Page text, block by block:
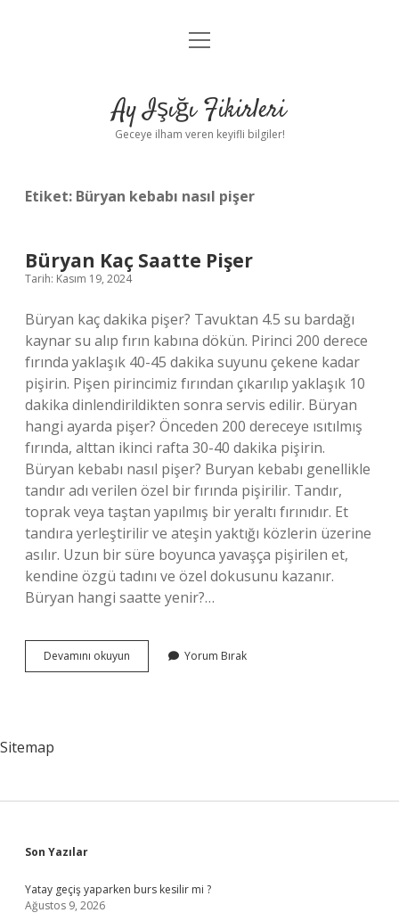
Anasayfa
Yasal Uyarı
menüyü
Ay Işığı Fikirleri
Geceye ilham veren keyifli bilgiler!
Etiket: Büryan kebabı nasıl pişer
Büryan Kaç Saatte Pişer
Tarih: Kasım 19, 2024
Büryan kaç dakika pişer? Tavuktan 4.5 su bardağı
kaynar su alıp fırın kabına dökün. Pirinci 200 derece
fırında yaklaşık 40-45 dakika suyunu çekene kadar
pişirin. Pişen pirincimiz fırından çıkarılıp yaklaşık 10
dakika dinlendirildikten sonra servis edilir. Büryan
hangi ayarda pişer? Önceden 200 dereceye ısıtılmış
fırında, alttan ikinci rafta 30-40 dakika pişirin.
Büryan kebabı nasıl pişer? Buryan kebabı genellikle
tandır adı verilen özel bir fırında pişirilir. Tandır,
toprak veya taştan yapılmış bir yeraltı fırınıdır. Et
tandıra yerleştirilir ve ateşin yaktığı közlerin üzerine
asılır. Uzun bir süre boyunca yavaşça pişirilen et,
kendine özgü tadını ve özel dokusunu kazanır.
Büryan hangi saatte yenir?…
Devamını okuyun
Kaç
Yorum Bırak
Sitemap
Sidebar
Son Yazılar
Yatay geçiş yaparken burs kesilir mi ?
Ağustos 9, 2026